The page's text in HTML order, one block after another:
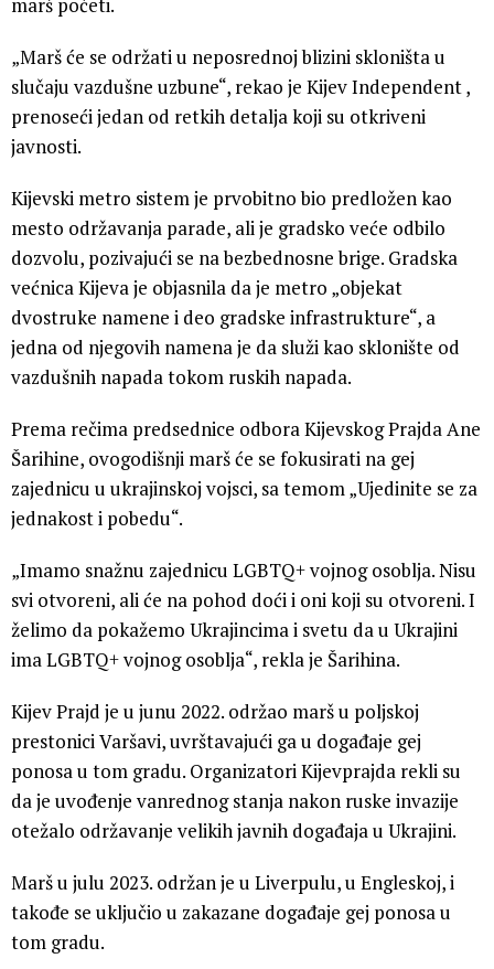
marš početi.
„Marš će se održati u neposrednoj blizini skloništa u
slučaju vazdušne uzbune“, rekao je Kijev Independent ,
prenoseći jedan od retkih detalja koji su otkriveni
javnosti.
Kijevski metro sistem je prvobitno bio predložen kao
mesto održavanja parade, ali je gradsko veće odbilo
dozvolu, pozivajući se na bezbednosne brige. Gradska
većnica Kijeva je objasnila da je metro „objekat
dvostruke namene i deo gradske infrastrukture“, a
jedna od njegovih namena je da služi kao sklonište od
vazdušnih napada tokom ruskih napada.
Prema rečima predsednice odbora Kijevskog Prajda Ane
Šarihine, ovogodišnji marš će se fokusirati na gej
zajednicu u ukrajinskoj vojsci, sa temom „Ujedinite se za
jednakost i pobedu“.
„Imamo snažnu zajednicu LGBTQ+ vojnog osoblja. Nisu
svi otvoreni, ali će na pohod doći i oni koji su otvoreni. I
želimo da pokažemo Ukrajincima i svetu da u Ukrajini
ima LGBTQ+ vojnog osoblja“, rekla je Šarihina.
Kijev Prajd je u junu 2022. održao marš u poljskoj
prestonici Varšavi, uvrštavajući ga u događaje gej
ponosa u tom gradu. Organizatori Kijevprajda rekli su
da je uvođenje vanrednog stanja nakon ruske invazije
otežalo održavanje velikih javnih događaja u Ukrajini.
Marš u julu 2023. održan je u Liverpulu, u Engleskoj, i
takođe se uključio u zakazane događaje gej ponosa u
tom gradu.